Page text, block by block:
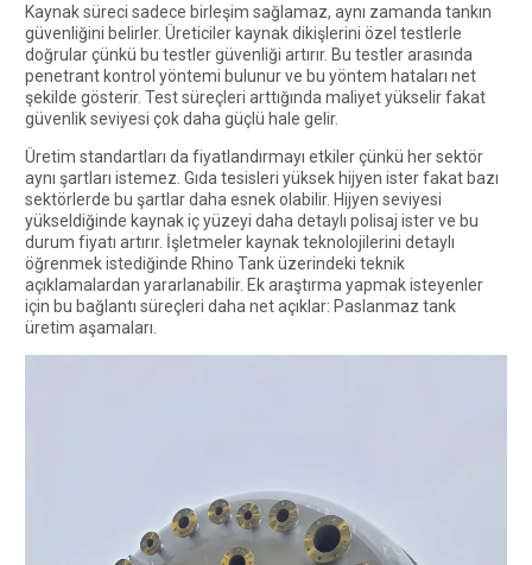
Kaynak süreci sadece birleşim sağlamaz, aynı zamanda tankın
güvenliğini belirler. Üreticiler kaynak dikişlerini özel testlerle
doğrular çünkü bu testler güvenliği artırır. Bu testler arasında
penetrant kontrol yöntemi bulunur ve bu yöntem hataları net
şekilde gösterir. Test süreçleri arttığında maliyet yükselir fakat
güvenlik seviyesi çok daha güçlü hale gelir.
Üretim standartları da fiyatlandırmayı etkiler çünkü her sektör
aynı şartları istemez. Gıda tesisleri yüksek hijyen ister fakat bazı
sektörlerde bu şartlar daha esnek olabilir. Hijyen seviyesi
yükseldiğinde kaynak iç yüzeyi daha detaylı polisaj ister ve bu
durum fiyatı artırır. İşletmeler kaynak teknolojilerini detaylı
öğrenmek istediğinde Rhino Tanküzerindeki teknik
açıklamalardan yararlanabilir. Ek araştırma yapmak isteyenler
için bu bağlantı süreçleri daha net açıklar: Paslanmaz tank
üretim aşamaları